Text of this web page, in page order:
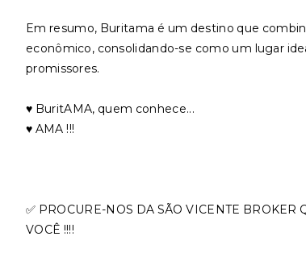
Em resumo, Buritama é um destino que
econômico, consolidando-se como um lugar
promissores.
♥️ BuritAMA, quem conhece...
♥️ AMA !!!
✅ PROCURE-NOS DA SÃO VICENTE
VOCÊ !!!!